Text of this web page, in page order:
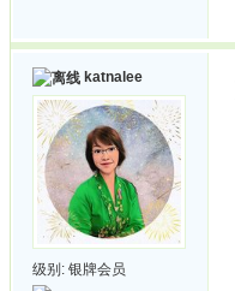
katnalee
级别: 银牌会员